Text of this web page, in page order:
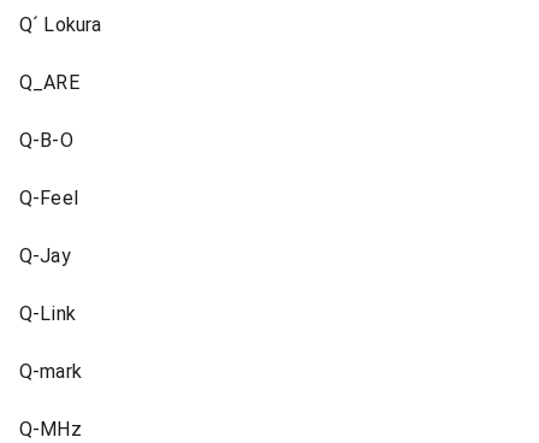
Q´ Lokura
Q_ARE
Q-B-O
Q-Feel
Q-Jay
Q-Link
Q-mark
Q-MHz